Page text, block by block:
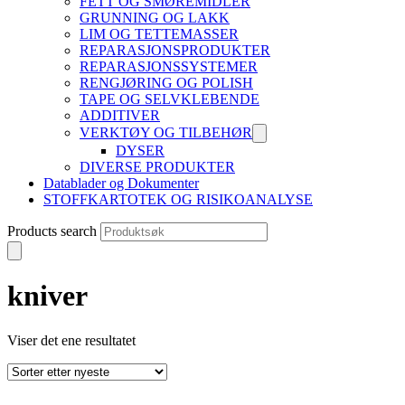
GRUNNING OG LAKK
LIM OG TETTEMASSER
REPARASJONSPRODUKTER
REPARASJONSSYSTEMER
RENGJØRING OG POLISH
TAPE OG SELVKLEBENDE
ADDITIVER
VERKTØY OG TILBEHØR
DYSER
DIVERSE PRODUKTER
Datablader og Dokumenter
STOFFKARTOTEK OG RISIKOANALYSE
Products search
kniver
Viser det ene resultatet